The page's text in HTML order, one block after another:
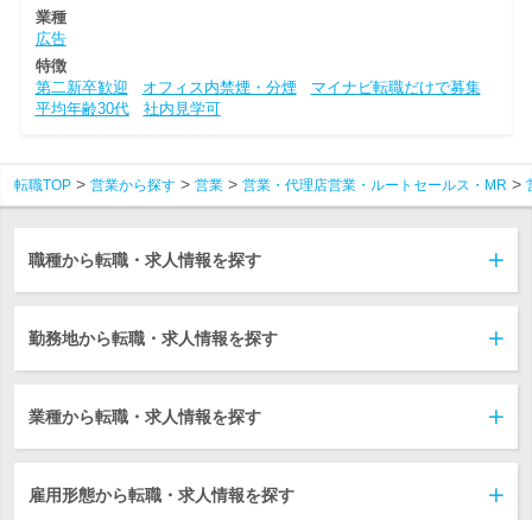
業種
広告
特徴
第二新卒歓迎
オフィス内禁煙・分煙
マイナビ転職だけで募集
平均年齢30代
社内見学可
転職TOP 営業から探す 営業 営業・代理店営業・ルートセールス・MR
職種から転職・求人情報を探す
勤務地から転職・求人情報を探す
業種から転職・求人情報を探す
雇用形態から転職・求人情報を探す